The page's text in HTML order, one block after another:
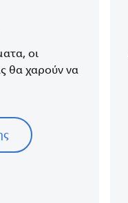
οι
θα χαρούν να